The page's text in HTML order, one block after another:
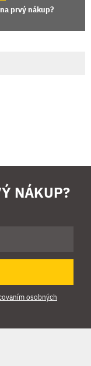
prvý nákup?
NÁKUP?
osobných